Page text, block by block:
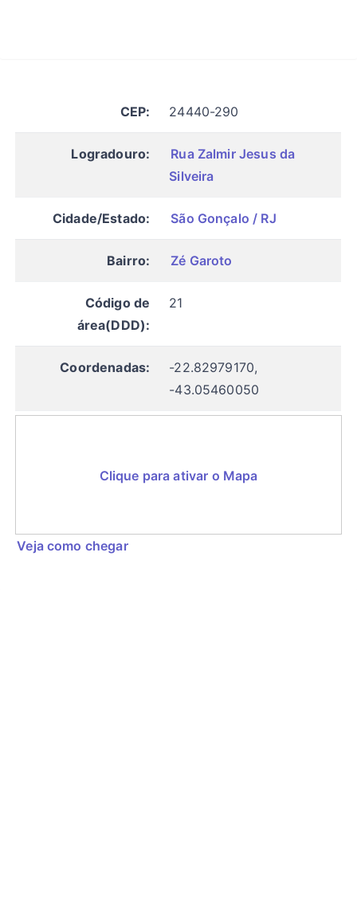
CEP: 24440-290
Logradouro:
Rua Zalmir Jesus da
Silveira
Cidade/Estado: São Gonçalo / RJ
Bairro: Zé Garoto
Código de
área(DDD):
21
Coordenadas:
-22.82979170,
-43.05460050
Clique para ativar o Mapa
Veja como chegar